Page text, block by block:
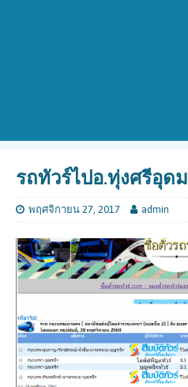
รถทัวร์ไปอ.ทุ่งศรีอุดม
พฤศจิกายน 27, 2017 admin